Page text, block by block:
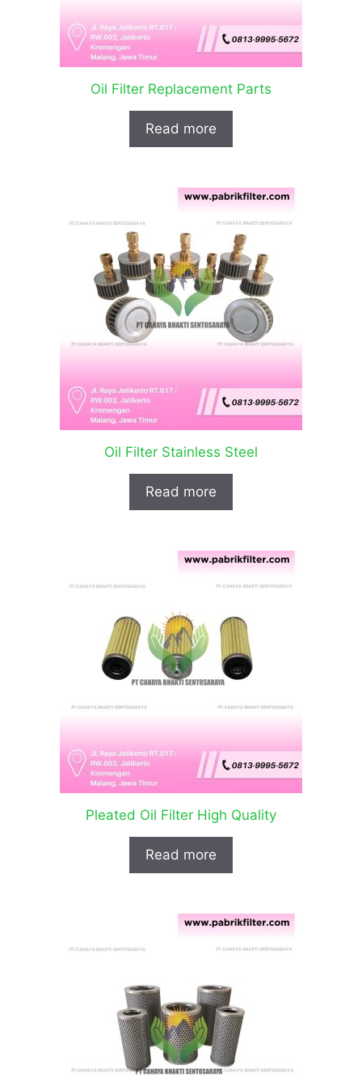
Oil Filter Replacement Parts
Read more
Oil Filter Stainless Steel
Read more
Pleated Oil Filter High Quality
Read more